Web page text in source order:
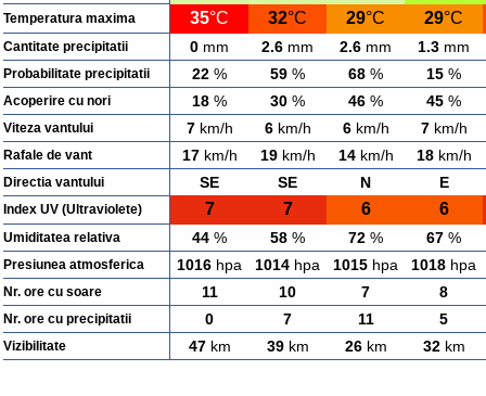
Temperatura maxima 35°C 32°C 29°C 29°C
Cantitate precipitatii 0 mm 2.6 mm 2.6 mm 1.3 mm
Probabilitate precipitatii 22 % 59 % 68 % 15 %
Acoperire cu nori 18 % 30 % 46 % 45 %
Viteza vantului 7km/h 6km/h 6km/h 7km/h
Rafale de vant 17km/h 19km/h 14km/h 18km/h
Directia vantului SE SE N E
Index UV (Ultraviolete) 7 7 6 6
Umiditatea relativa 44 % 58 % 72 % 67 %
Presiunea atmosferica 1016 hpa 1014 hpa 1015 hpa 1018 hpa
Nr. ore cu soare 11 10 7 8
Nr. ore cu precipitatii 0 7 11 5
Vizibilitate 47km 39km 26km 32km